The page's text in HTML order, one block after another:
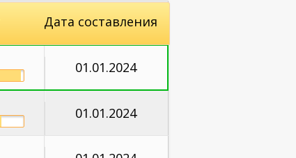
Дата составления
01.01.2024
01.01.2024